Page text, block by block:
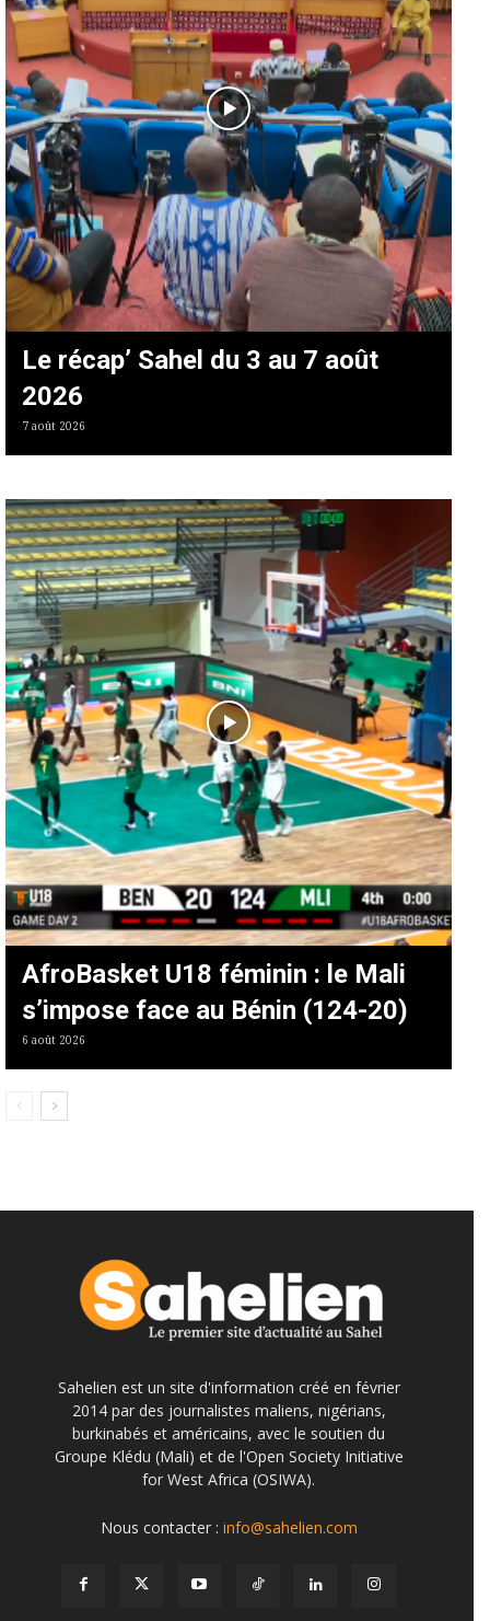
Le récap’ Sahel du 3 au 7 août
2026
7 août 2026
AfroBasket U18 féminin : le Mali
s’impose face au Bénin (124-20)
6 août 2026
Sahelien est un site d'information créé en février
2014 par des journalistes maliens, nigérians,
burkinabés et américains, avec le soutien du
Groupe Klédu (Mali) et de l'Open Society Initiative
for West Africa (OSIWA).
Nous contacter : info@sahelien.com